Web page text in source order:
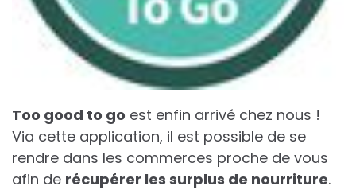
Too good to go est enfin arrivé chez nous !
Via cette application, il est possible de se
rendre dans les commerces proche de vous
afin de récupérer les surplus de nourriture.